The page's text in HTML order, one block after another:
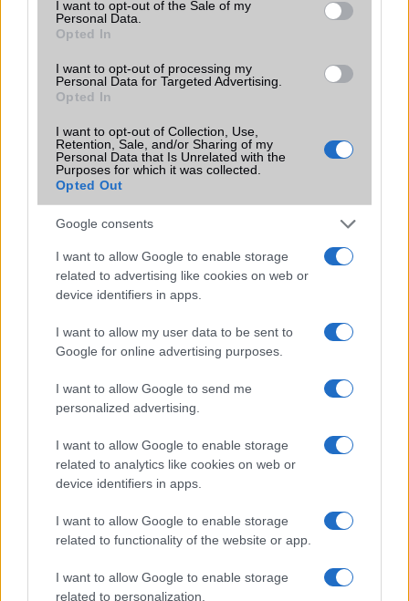
I want to opt-out of the Sale of my
Personal Data.
Opted In
I want to opt-out of processing my
Personal Data for Targeted Advertising.
Opted In
I want to opt-out of Collection, Use,
Retention, Sale, and/or Sharing of my
Personal Data that Is Unrelated with the
Purposes for which it was collected.
Opted Out
Google consents
I want to allow Google to enable storage
related to advertising like cookies on web or
device identifiers in apps.
I want to allow my user data to be sent to
Google for online advertising purposes.
I want to allow Google to send me
personalized advertising.
I want to allow Google to enable storage
related to analytics like cookies on web or
device identifiers in apps.
I want to allow Google to enable storage
related to functionality of the website or app.
I want to allow Google to enable storage
related to personalization.
Iránytũ
Extrák ANT+ support
EGYÉB
Vibra jelzés Van
SIM típus microSIM
Flight mode
Terület Magyar
Funkciók
Dropbox (50 GB cloud storage),
Image/video editor
Brand Nincs
Védelem
Limited Edition Nincs
SAR